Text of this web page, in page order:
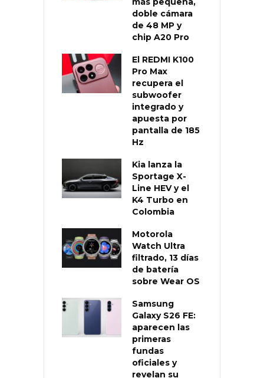
doble cámara
de 48 MP y
chip A20 Pro
El REDMI K100
Pro Max
recupera el
subwoofer
integrado y
apuesta por
pantalla de 185
Hz
Kia lanza la
Sportage X-
Line HEV y el
K4 Turbo en
Colombia
Motorola
Watch Ultra
filtrado, 13 días
de batería
sobre Wear OS
Samsung
Galaxy S26 FE:
aparecen las
primeras
fundas
oficiales y
revelan su